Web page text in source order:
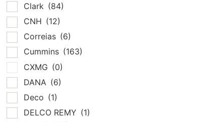
Clark (84)
CNH (12)
Correias (6)
Cummins (163)
CXMG (0)
DANA (6)
Deco (1)
DELCO REMY (1)